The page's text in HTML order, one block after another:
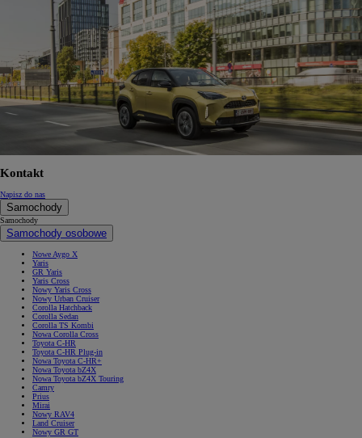
Kontakt
Napisz do nas
Samochody
Samochody
Samochody osobowe
Nowe Aygo X
Yaris
GR Yaris
Yaris Cross
Nowy Yaris Cross
Nowy Urban Cruiser
Corolla Hatchback
Corolla Sedan
Corolla TS Kombi
Nowa Corolla Cross
Toyota C-HR
Toyota C-HR Plug-in
Nowa Toyota C-HR+
Nowa Toyota bZ4X
Nowa Toyota bZ4X Touring
Camry
Prius
Mirai
Nowy RAV4
Land Cruiser
Nowy GR GT